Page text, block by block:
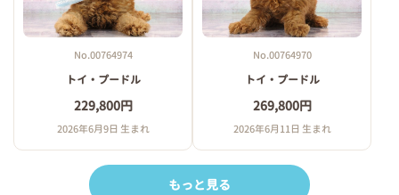
No.00764974
トイ・プードル
229,800円
2026年6月9日 生まれ
No.00764970
トイ・プードル
269,800円
2026年6月11日 生まれ
もっと見る